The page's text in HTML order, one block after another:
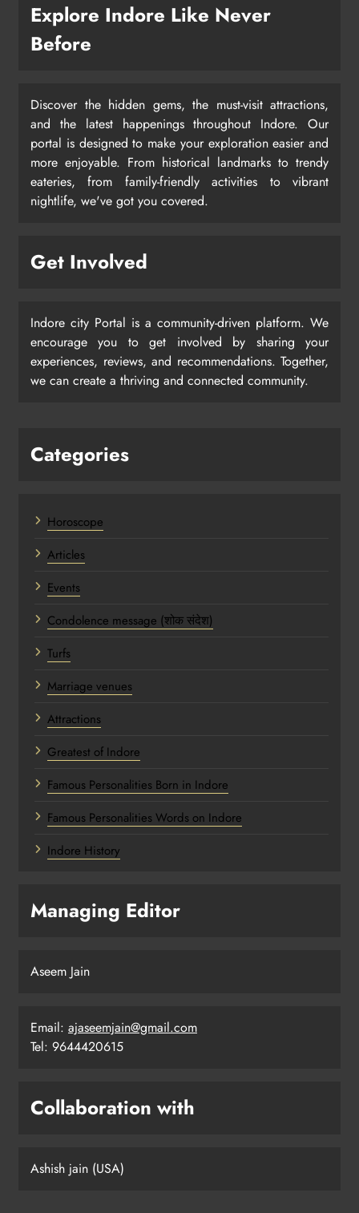
Explore Indore Like Never
Before
Discover the hidden gems, the must-visit attractions,
and the latest happenings throughout Indore. Our
portal is designed to make your exploration easier and
more enjoyable. From historical landmarks to trendy
eateries, from family-friendly activities to vibrant
nightlife, we've got you covered.
Get Involved
Indore city Portal is a community-driven platform. We
encourage you to get involved by sharing your
experiences, reviews, and recommendations. Together,
we can create a thriving and connected community.
Categories
Horoscope
Articles
Events
Condolence message (शोक संदेश)
Turfs
Marriage venues
Attractions
Greatest of Indore
Famous Personalities Born in Indore
Famous Personalities Words on Indore
Indore History
Managing Editor
Aseem Jain
Email: ajaseemjain@gmail.com
Tel: 9644420615
Collaboration with
Ashish jain (USA)